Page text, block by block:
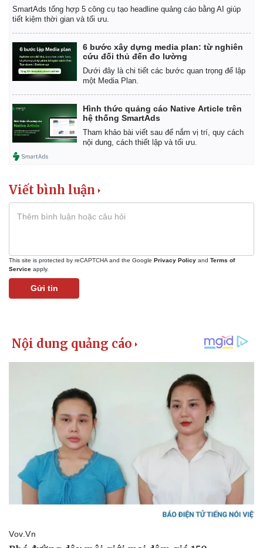
SmartAds tổng hợp 5 công cụ tạo headline quảng cáo bằng AI giúp
tiết kiệm thời gian và tối ưu.
6 bước xây dựng media plan: từ nghiên
cứu đối thủ đến đo lường
Dưới đây là chi tiết các bước quan trọng để lập
một Media Plan.
Hình thức quảng cáo Native Article trên
hệ thống SmartAds
Tham khảo bài viết sau để nắm vị trí, quy cách
nội dung, cách thiết lập và tối ưu.
Viết bình luận
This site is protected by reCAPTCHA and the Google Privacy Policy and Terms of
Service apply.
Gửi tin